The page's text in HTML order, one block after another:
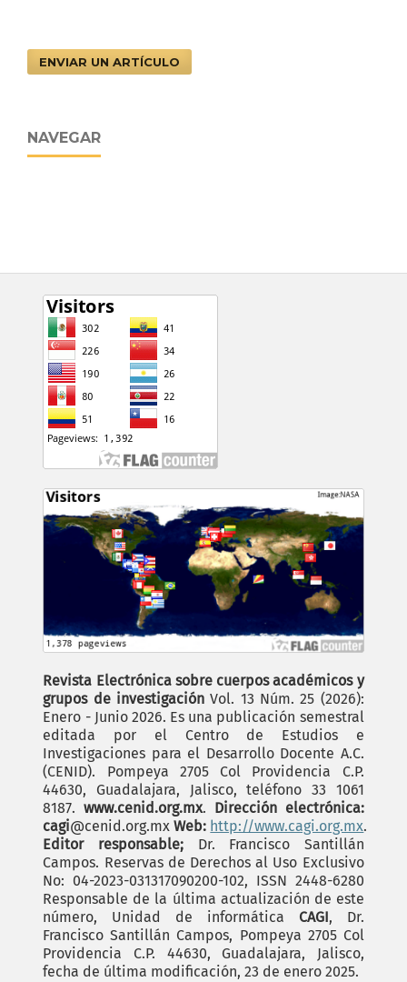
ENVIAR UN ARTÍCULO
NAVEGAR
Revista Electrónica sobre cuerpos académicos y
grupos de investigación Vol. 13 Núm. 25 (2026):
Enero - Junio 2026. Es una publicación semestral
editada por el Centro de Estudios e
Investigaciones para el Desarrollo Docente A.C.
(CENID). Pompeya 2705 Col Providencia C.P.
44630, Guadalajara, Jalisco, teléfono 33 1061
8187.www.cenid.org.mx. Dirección electrónica:
cagi@cenid.org.mxWeb: http://www.cagi.org.mx.
Editor responsable;Dr. Francisco Santillán
Campos. Reservas de Derechos al Uso Exclusivo
No: 04-2023-031317090200-102, ISSN 2448-6280
Responsable de la última actualización de este
número, Unidad de informática CAGI, Dr.
Francisco Santillán Campos, Pompeya 2705 Col
Providencia C.P. 44630, Guadalajara, Jalisco,
fecha de última modificación, 23 de enero 2025.